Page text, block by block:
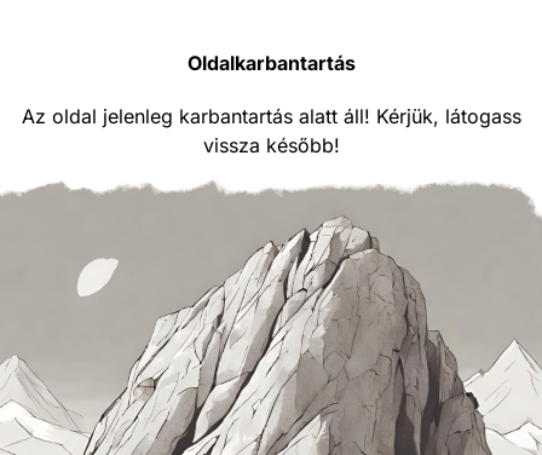
Oldalkarbantartás
Az oldal jelenleg karbantartás alatt áll! Kérjük, látogass
vissza később!